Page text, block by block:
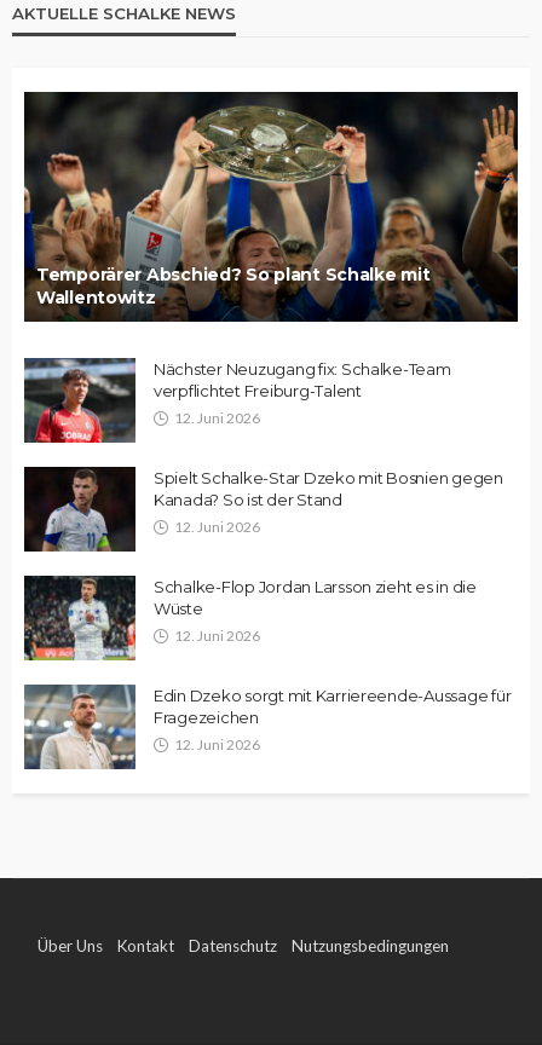
AKTUELLE SCHALKE NEWS
Temporärer Abschied? So plant Schalke mit
Wallentowitz
Nächster Neuzugang fix: Schalke-Team
verpflichtet Freiburg-Talent
12. Juni 2026
Spielt Schalke-Star Dzeko mit Bosnien gegen
Kanada? So ist der Stand
12. Juni 2026
Schalke-Flop Jordan Larsson zieht es in die
Wüste
12. Juni 2026
Edin Dzeko sorgt mit Karriereende-Aussage für
Fragezeichen
12. Juni 2026
Über Uns Kontakt Datenschutz Nutzungsbedingungen